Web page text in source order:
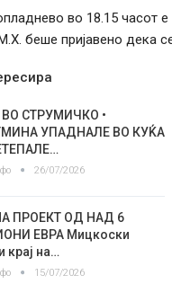
во 18.15 часот
беше пријавено дека
СТРУМИЧКО •
УПАДНАЛЕ ВО КУЌА
26/07/2026
ПРОЕКТ ОД НАД 6
ЕВРА Мицкоски
крај на…
15/07/2026